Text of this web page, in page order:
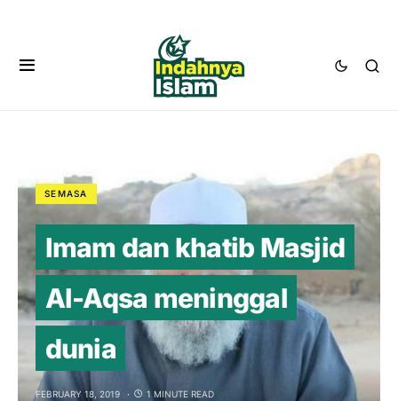
SEMASA
Imam dan khatib Masjid
Al-Aqsa meninggal
dunia
FEBRUARY 18, 2019 1 MINUTE READ